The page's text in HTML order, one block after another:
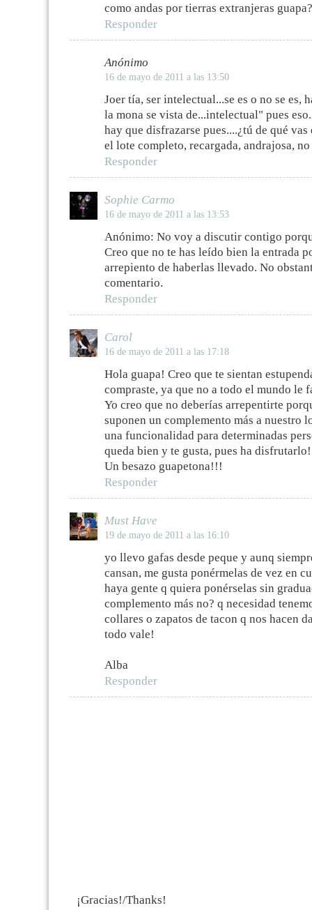
como andas por tierras extranjeras
Responder
Anónimo
16 de mayo de 2011 a las 13:50
Joer tía, ser intelectual...se es o no se es,
la mona se vista de...intelectual" pues
hay que disfrazarse pues....¿tú de qué
el lote completo, recargada, andrajosa,
Responder
Sophie Carmo
16 de mayo de 2011 a las 13:53
Anónimo: No voy a discutir contigo
Creo que no te has leído bien la entrada
arrepiento de haberlas llevado. No
comentario.
Responder
Carol
16 de mayo de 2011 a las 17:18
Hola guapa! Creo que te sientan
compraste, ya que no a todo el mundo le
Yo creo que no deberías arrepentirte
suponen un complemento más a nuestro
una funcionalidad para determinadas
queda bien y te gusta, pues ha
Un besazo guapetona!!!
Responder
Must Have
19 de mayo de 2011 a las 16:10
yo llevo gafas desde peque y aunq
cansan, me gusta ponérmelas de vez en
haya gente q quiera ponérselas sin
complemento más no? q necesidad
collares o zapatos de tacon q nos hacen
todo vale!
Alba
Responder
¡Gracias!/Thanks!